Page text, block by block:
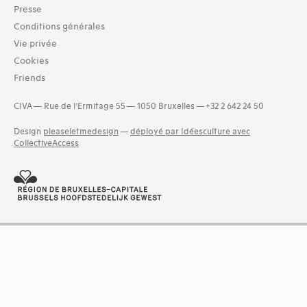
10-architecture commémorative, funéraire et votive (1)
and 5 more
Presse
Conditions générales
Vie privée
Cookies
Friends
CIVA — Rue de l’Ermitage 55 — 1050 Bruxelles — +32 2 642 24 50
Design pleaseletmedesign — déployé par Idéesculture avec
CollectiveAccess